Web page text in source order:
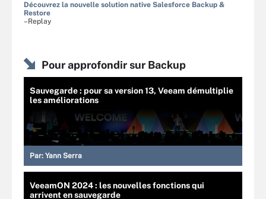
Découvrez la nouvelle solution native Salesforce Backup &
Restore
–Replay
Pour approfondir sur Backup
Sauvegarde : pour sa version 13, Veeam démultiplie
les améliorations
Par: Yann Serra
VeeamON 2024 : les nouvelles fonctions qui
arrivent en sauvegarde